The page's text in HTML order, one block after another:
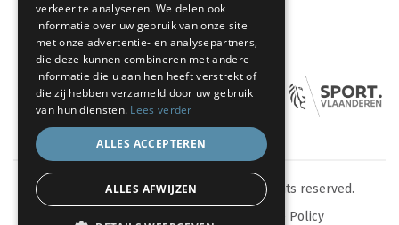
ONZE PARTNERS:
© 2024 eenlevenlangsporten.be - All rights reserved.
Cookie Policy
verkeer te analyseren. We delen ook
informatie over uw gebruik van onze site
met onze advertentie- en analysepartners,
die deze kunnen combineren met andere
informatie die u aan hen heeft verstrekt of
die zij hebben verzameld door uw gebruik
van hun diensten. Lees verder
ALLES ACCEPTEREN
ALLES AFWIJZEN